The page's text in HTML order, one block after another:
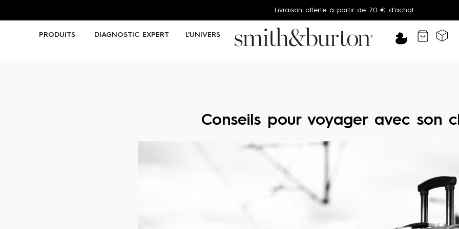
Livraison offerte à partir de 70 € d'achat
Un produit offert dès 75 € d'achat
PRODUITS DIAGNOSTIC EXPERT L'UNIVERS
Conseils pour voyager avec son